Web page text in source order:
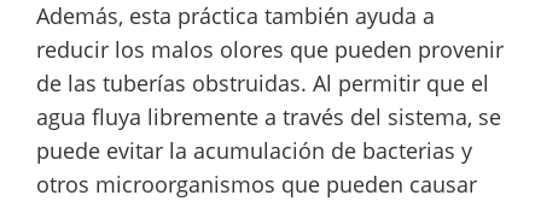
Además, esta práctica también ayuda a
reducir los malos olores que pueden provenir
de las tuberías obstruidas. Al permitir que el
agua fluya libremente a través del sistema, se
puede evitar la acumulación de bacterias y
otros microorganismos que pueden causar